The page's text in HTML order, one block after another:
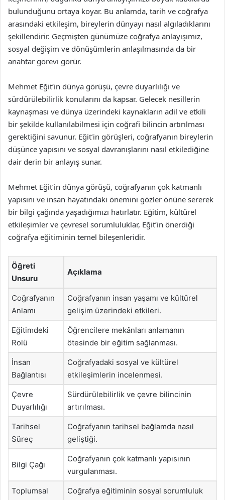
bulunduğunu ortaya koyar. Bu anlamda, tarih ve coğrafya
arasındaki etkileşim, bireylerin dünyayı nasıl algıladıklarını
şekillendirir. Geçmişten günümüze coğrafya anlayışımız,
sosyal değişim ve dönüşümlerin anlaşılmasında da bir
anahtar görevi görür.
Mehmet Eğit’in dünya görüşü, çevre duyarlılığı ve
sürdürülebilirlik konularını da kapsar. Gelecek nesillerin
kaynaşması ve dünya üzerindeki kaynakların adil ve etkili
bir şekilde kullanılabilmesi için coğrafi bilincin artırılması
gerektiğini savunur. Eğit’in görüşleri, coğrafyanın bireylerin
düşünce yapısını ve sosyal davranışlarını nasıl etkilediğine
dair derin bir anlayış sunar.
Mehmet Eğit’in dünya görüşü, coğrafyanın çok katmanlı
yapısını ve insan hayatındaki önemini gözler önüne sererek
bir bilgi çağında yaşadığımızı hatırlatır. Eğitim, kültürel
etkileşimler ve çevresel sorumluluklar, Eğit’in önerdiği
coğrafya eğitiminin temel bileşenleridir.
Öğreti
Unsuru
Açıklama
Coğrafyanın
Anlamı
Coğrafyanın insan yaşamı ve kültürel
gelişim üzerindeki etkileri.
Eğitimdeki
Rolü
Öğrencilere mekânları anlamanın
ötesinde bir eğitim sağlanması.
İnsan
Bağlantısı
Coğrafyadaki sosyal ve kültürel
etkileşimlerin incelenmesi.
Çevre
Duyarlılığı
Sürdürülebilirlik ve çevre bilincinin
artırılması.
Tarihsel
Süreç
Coğrafyanın tarihsel bağlamda nasıl
geliştiği.
Bilgi Çağı
Coğrafyanın çok katmanlı yapısının
vurgulanması.
Toplumsal
Coğrafya eğitiminin sosyal sorumluluk